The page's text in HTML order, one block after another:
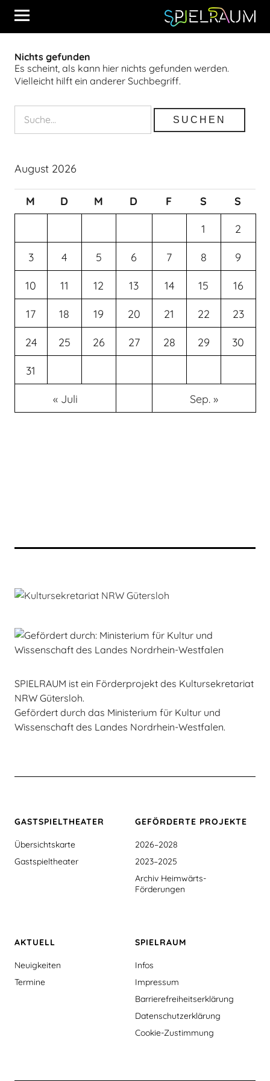
Nichts gefunden
Es scheint, als kann hier nichts gefunden werden.
Vielleicht hilft ein anderer Suchbegriff.
August 2026
M D M D F S
S
1
2
3 4 5 6 7 8 9
10 11 12 13 14 15 16
17 18 19 20 21 22 23
24 25 26 27 28 29 30
31
« Juli Sep. »
SPIELRAUM ist ein Förderprojekt des Kultursekretariat
NRW Gütersloh.
Gefördert durch das Ministerium für Kultur und
Wissenschaft des Landes Nordrhein-Westfalen.
GASTSPIEL­THEATER
Übersichtskarte
Gastspieltheater
GEFÖRDERTE PROJEKTE
2026–2028
2023–2025
Archiv Heimwärts-
Förderungen
AKTUELL
Neuigkeiten
Termine
SPIELRAUM
Infos
Impressum
Barrierefreiheitserklärung
Datenschutzerklärung
Cookie-Zustimmung